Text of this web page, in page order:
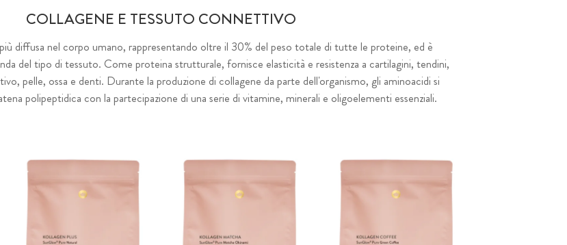
COLLAGENE E TESSUTO CONNETTIVO
diffusa nel corpo umano, rappresentando oltre il 30% del peso totale di tutte le proteine, ed è
del tipo di tessuto. Come proteina strutturale, fornisce elasticità e resistenza a cartilagini, tendini,
pelle, ossa e denti. Durante la produzione di collagene da parte dell'organismo, gli aminoacidi si
polipeptidica con la partecipazione di una serie di vitamine, minerali e oligoelementi essenziali.